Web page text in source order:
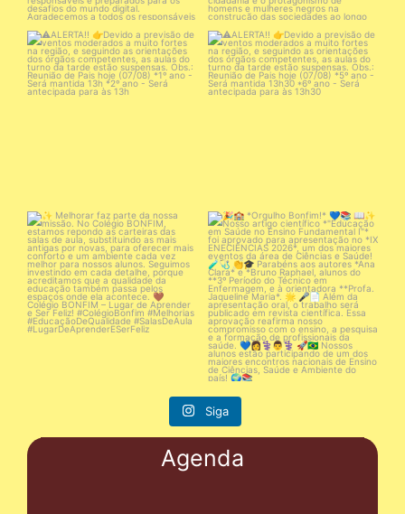
⚠️ALERTA!!
👉Devido a previsão de ventos...
37
⚠️ALERTA!!
👉Devido a previsão de ventos...
42 0
✨ Melhorar faz parte da nossa
missão.
No...
21 0
🎉🏫 *Orgulho Bonfim!* 💙📚
📖✨ Nosso...
18 0
Siga
Agenda